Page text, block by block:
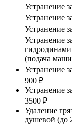
Устранение
Устранение
Устранение
Устранение
(подача
Устранение
900 ₽
Устранение
3500 ₽
Удаление
душевой (до